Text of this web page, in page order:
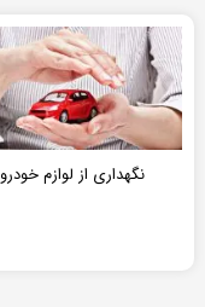
نگهداری از لوازم خودرو